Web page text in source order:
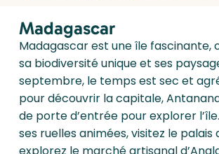
Madagascar
Madagascar est une île fascinante,
sa biodiversité unique et ses
septembre, le temps est sec et
pour découvrir la capitale,
de porte d’entrée pour explorer
ses ruelles animées, visitez le palais